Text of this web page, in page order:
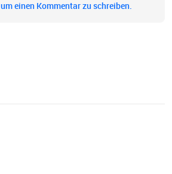
einen Kommentar zu schreiben.